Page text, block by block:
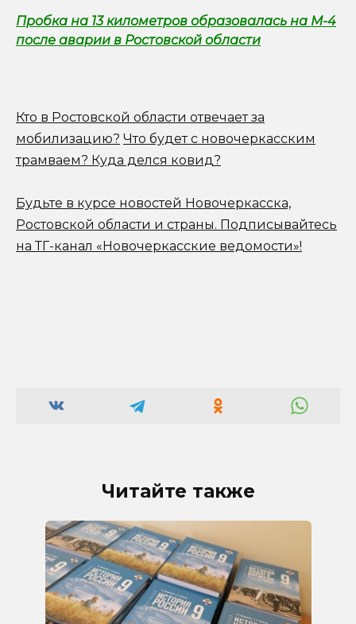
Пробка на 13 километров образовалась на М-4
после аварии в Ростовской области
Кто в Ростовской области отвечает за
мобилизацию? Что будет с новочеркасским
трамваем? Куда делся ковид?
Будьте в курсе новостей Новочеркасска,
Ростовской области и страны. Подписывайтесь
на ТГ-канал «Новочеркасские ведомости»!
Читайте также